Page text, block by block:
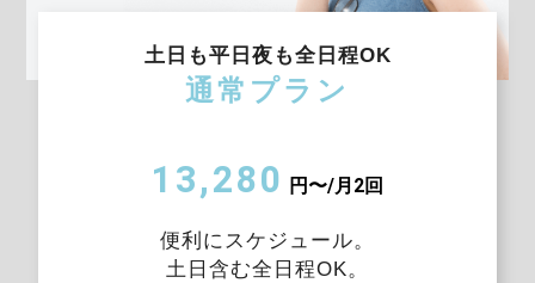
土日も平日夜も全日程OK
通常プラン
13,280 円〜/月2回
便利にスケジュール。
土日含む全日程OK。